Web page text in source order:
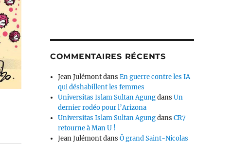
COMMENTAIRES RÉCENTS
Jean JulémontdansEn guerre contre les IA
qui déshabillent les femmes
Universitas Islam Sultan AgungdansUn
dernier rodéo pour l’Arizona
Universitas Islam Sultan AgungdansCR7
retourne à Man U !
Jean JulémontdansÔ grand Saint-Nicolas